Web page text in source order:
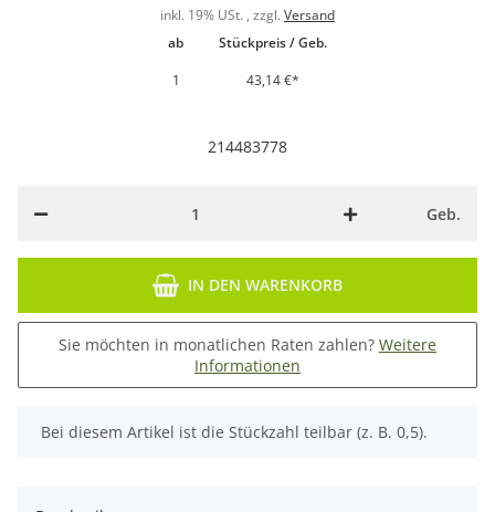
inkl. 19% USt. , zzgl. Versand
ab
Stückpreis / Geb.
1
43,14 €*
214483778
Geb.
IN DEN WARENKORB
Sie möchten in monatlichen Raten zahlen? Weitere
Informationen
x
Bei diesem Artikel ist die Stückzahl teilbar (z. B. 0,5).